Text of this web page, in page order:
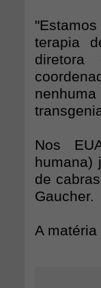
terapia
Nos
humana)
de
Gaucher.
A